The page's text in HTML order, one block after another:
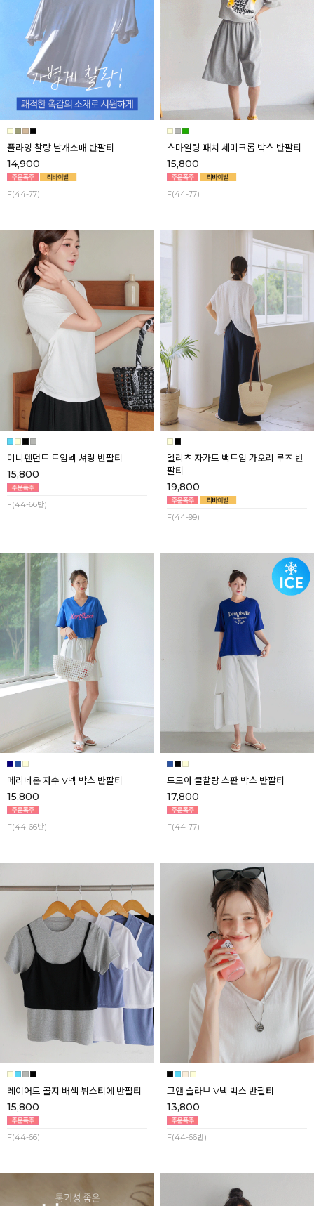
플라잉 찰랑 날개소매 반팔티
14,900
F(44-77)
스마일링 패치 세미크롭 박스 반팔티
15,800
F(44-77)
미니펜던트 트임넥 셔링 반팔티
15,800
F(44-66반)
델리츠 자가드 백트임 가오리 루즈 반
팔티
19,800
F(44-99)
메리네온 자수 V넥 박스 반팔티
15,800
F(44-66반)
드모아 쿨찰랑 스판 박스 반팔티
17,800
F(44-77)
레이어드 골지 배색 뷔스티에 반팔티
15,800
F(44-66)
그앤 슬라브 V넥 박스 반팔티
13,800
F(44-66반)